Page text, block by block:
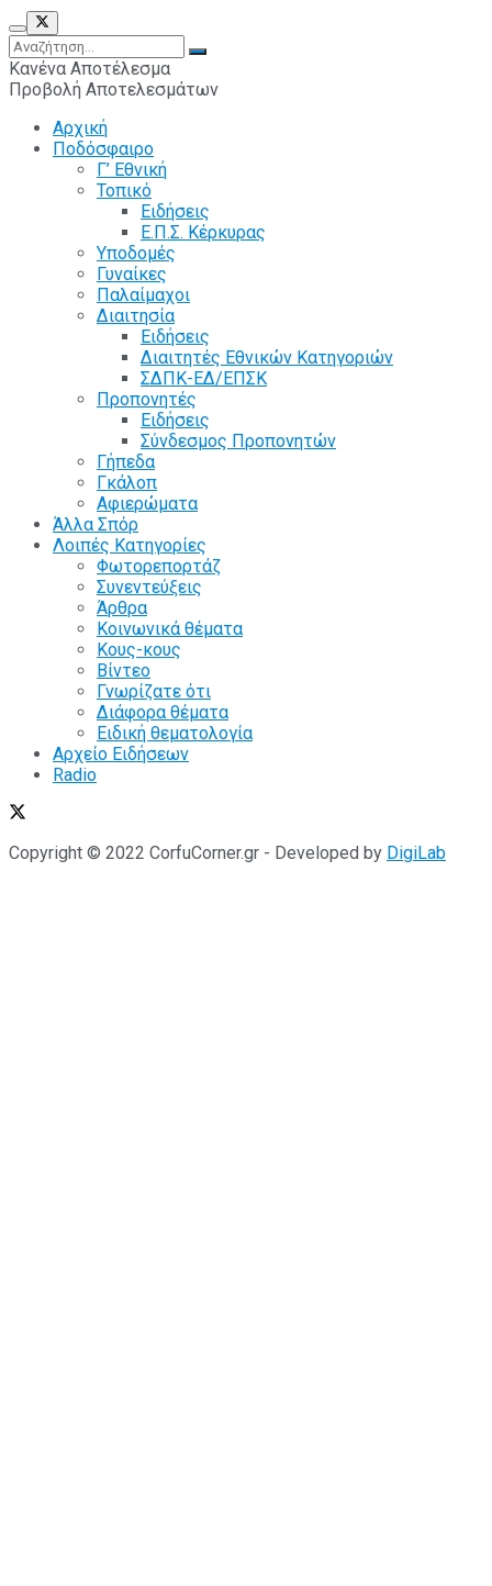
Κανένα Αποτέλεσμα
Προβολή Αποτελεσμάτων
Αρχική
Ποδόσφαιρο
Γ’ Εθνική
Τοπικό
Ειδήσεις
Ε.Π.Σ. Κέρκυρας
Υποδομές
Γυναίκες
Παλαίμαχοι
Διαιτησία
Ειδήσεις
Διαιτητές Εθνικών Κατηγοριών
ΣΔΠΚ-ΕΔ/ΕΠΣΚ
Προπονητές
Ειδήσεις
Σύνδεσμος Προπονητών
Γήπεδα
Γκάλοπ
Αφιερώματα
Άλλα Σπόρ
Λοιπές Κατηγορίες
Φωτορεπορτάζ
Συνεντεύξεις
Άρθρα
Κοινωνικά θέματα
Κους-κους
Βίντεο
Γνωρίζατε ότι
Διάφορα θέματα
Ειδική θεματολογία
Αρχείο Ειδήσεων
Radio
Copyright © 2022 CorfuCorner.gr - Developed by DigiLab